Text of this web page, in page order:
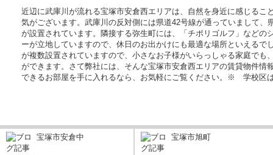
近辺に武庫川が流れる宝塚市安倉西エリアは、自然を身近に感じるこ
気がございます。武庫川の反対側には県道42号線が通っていまして、
が設置されています。隣接する弥生町には、「チポリゴルフ」などの
ーが立地していますので、休日のお出かけにも最適な場所といえるで
が複数設置されていますので、小さなお子様がいらっしゃる家庭でも
ができます。さて弊社には、そんな宝塚市安倉西エリアの賃貸物件情
できるお部屋を手に入れるなら、お気軽にご覧ください。※ 学校区
宝塚市安倉中 宝塚市旭町